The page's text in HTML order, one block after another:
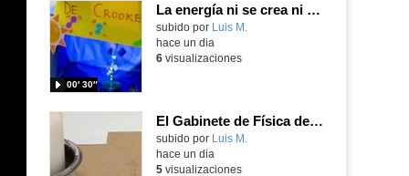
La energía ni se crea ni se destruye... ¡se experimenta! El Tierno en la Feria Madrid es Ciencia 2026
Contenido educativo.
subido por Luis M.
00′ 30″
hace un dia
6visualizaciones
El Gabinete de Física del IES Enrique Tierno Galván de Parla (Curso 25-26)
Contenido educativo.
subido por Luis M.
hace un dia
5visualizaciones